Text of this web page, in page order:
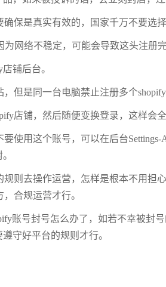
保是真实有效的，国家千万不要选择
网络不稳定，可能会导致这头注册
铺后台。
但是同一台电脑禁止注册多个
店铺，然后随便变换登录，这样会全
使用这个账号，可以在后台Settings-
规则去操作运营，怎样是根本不用担
合规运营才行。
账号封号怎么办了，如若不幸被封
守好平台的规则才行。